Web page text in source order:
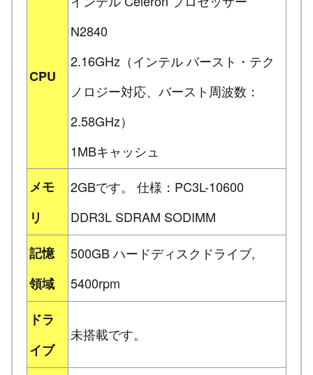
CPU
N2840
2.16GHz（インテル バースト・テク
ノロジー対応、バースト周波数：
2.58GHz）
1MBキャッシュ
メモ
リ
2GBです。 仕様：PC3L-10600
DDR3L SDRAM SODIMM
記憶
領域
500GB ハードディスクドライブ,
5400rpm
ドラ
イブ
未搭載です。